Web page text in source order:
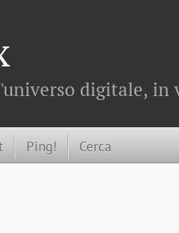
digitale, in
Ping! Cerca